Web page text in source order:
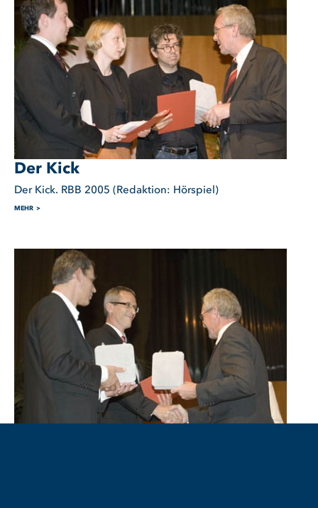
Der Kick
Der Kick. RBB 2005 (Redaktion: Hörspiel)
MEHR